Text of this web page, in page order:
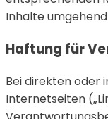
Inhalte
Haftung für
Bei direkten oder
Internetseiten